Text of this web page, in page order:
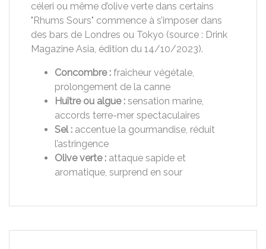
céleri ou même d’olive verte dans certains
"Rhums Sours" commence à s’imposer dans
des bars de Londres ou Tokyo (source : Drink
Magazine Asia, édition du 14/10/2023).
Concombre : fraîcheur végétale,
prolongement de la canne
Huître ou algue : sensation marine,
accords terre-mer spectaculaires
Sel : accentue la gourmandise, réduit
l’astringence
Olive verte : attaque sapide et
aromatique, surprend en sour